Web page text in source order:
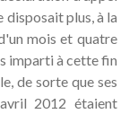
plus, à la
mois et quatre
imparti à cette fin
de sorte que ses
2012 étaient